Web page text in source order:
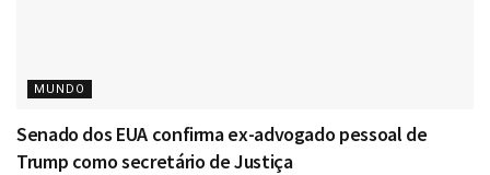
MUNDO
Senado dos EUA confirma ex-advogado pessoal de
Trump como secretário de Justiça